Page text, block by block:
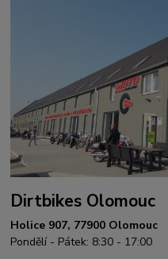
Dirtbikes Olomouc
Holice 907, 77900 Olomouc
Pondělí - Pátek: 8:30 - 17:00